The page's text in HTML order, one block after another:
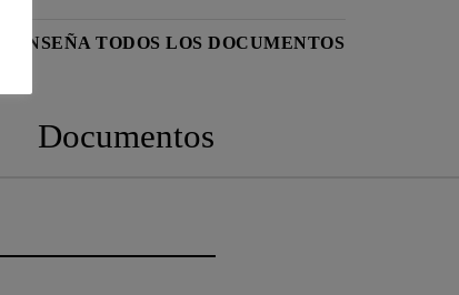
ENSEÑA TODOS LOS DOCUMENTOS
Documentos